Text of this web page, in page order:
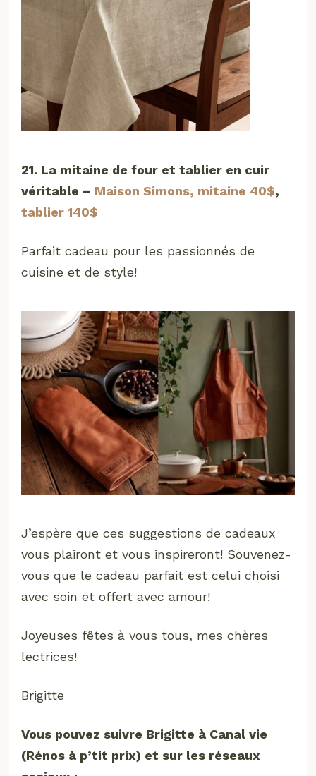
21. La mitaine de four et tablier en cuir
véritable – Maison Simons, mitaine 40$,
tablier 140$
Parfait cadeau pour les passionnés de
cuisine et de style!
J’espère que ces suggestions de cadeaux
vous plairont et vous inspireront! Souvenez-
vous que le cadeau parfait est celui choisi
avec soin et offert avec amour!
Joyeuses fêtes à vous tous, mes chères
lectrices!
Brigitte
Vous pouvez suivre Brigitte à Canal vie
(Rénos à p’tit prix) et sur les réseaux